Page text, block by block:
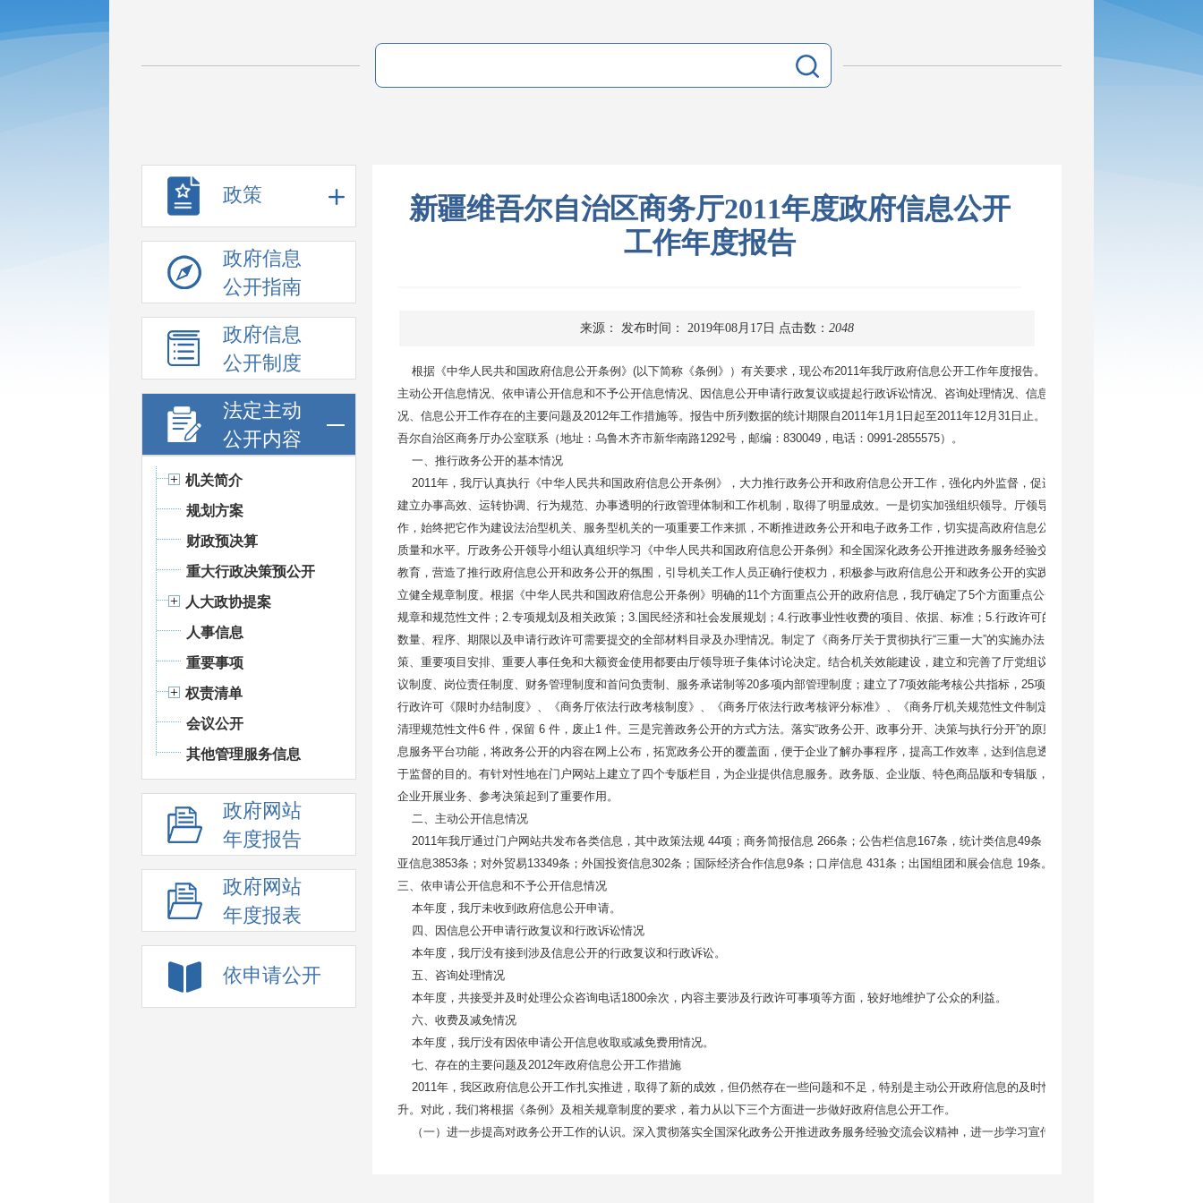
政策
政府信息
公开指南
政府信息
公开制度
法定主动
公开内容
机关简介
规划方案
财政预决算
重大行政决策预公开
人大政协提案
人事信息
重要事项
权责清单
会议公开
其他管理服务信息
政府网站
年度报告
政府网站
年度报表
依申请公开
新疆维吾尔自治区商务厅2011年度政府信息公开
工作年度报告
来源： 发布时间： 2019年08月17日 点击数： 2048
根据《中华人民共和国政府信息公开条例》(以下简称《条例》）有关要求，现公布2011年我厅政府信息公开工作年度报告。本报告内容包括概述、
主动公开信息情况、依申请公开信息和不予公开信息情况、因信息公开申请行政复议或提起行政诉讼情况、咨询处理情况、信息公开收费及减免情
况、信息公开工作存在的主要问题及2012年工作措施等。报告中所列数据的统计期限自2011年1月1日起至2011年12月31日止。如需咨询，请与新疆维
吾尔自治区商务厅办公室联系（地址：乌鲁木齐市新华南路1292号，邮编：830049，电话：0991-2855575）。
一、推行政务公开的基本情况
2011年，我厅认真执行《中华人民共和国政府信息公开条例》，大力推行政务公开和政府信息公开工作，强化内外监督，促进机关职能转变，努力
建立办事高效、运转协调、行为规范、办事透明的行政管理体制和工作机制，取得了明显成效。一是切实加强组织领导。厅领导高度重视政务公开工
作，始终把它作为建设法治型机关、服务型机关的一项重要工作来抓，不断推进政务公开和电子政务工作，切实提高政府信息公开和政务服务工作的
质量和水平。厅政务公开领导小组认真组织学习《中华人民共和国政府信息公开条例》和全国深化政务公开推进政务服务经验交流会精神，加强宣传
教育，营造了推行政府信息公开和政务公开的氛围，引导机关工作人员正确行使权力，积极参与政府信息公开和政务公开的实践活动。二是进一步建
立健全规章制度。根据《中华人民共和国政府信息公开条例》明确的11个方面重点公开的政府信息，我厅确定了5个方面重点公开的信息：1.行政法规
规章和规范性文件；2.专项规划及相关政策；3.国民经济和社会发展规划；4.行政事业性收费的项目、依据、标准；5.行政许可的事项、依据、条件、
数量、程序、期限以及申请行政许可需要提交的全部材料目录及办理情况。制定了《商务厅关于贯彻执行“三重一大”的实施办法》，确定凡是重大决
策、重要项目安排、重要人事任免和大额资金使用都要由厅领导班子集体讨论决定。结合机关效能建设，建立和完善了厅党组议事规则、厅长办公会
议制度、岗位责任制度、财务管理制度和首问负责制、服务承诺制等20多项内部管理制度；建立了7项效能考核公共指标，25项业务考核指标。制定了
行政许可《限时办结制度》、《商务厅依法行政考核制度》、《商务厅依法行政考核评分标准》、《商务厅机关规范性文件制定和备案管理制度》；
清理规范性文件6 件，保留 6 件，废止1 件。三是完善政务公开的方式方法。落实“政务公开、政事分开、决策与执行分开”的原则，进一步完善公共信
息服务平台功能，将政务公开的内容在网上公布，拓宽政务公开的覆盖面，便于企业了解办事程序，提高工作效率，达到信息透明、服务便捷和有利
于监督的目的。有针对性地在门户网站上建立了四个专版栏目，为企业提供信息服务。政务版、企业版、特色商品版和专辑版，达到了每周一期，为
企业开展业务、参考决策起到了重要作用。
二、主动公开信息情况
2011年我厅通过门户网站共发布各类信息，其中政策法规 44项；商务简报信息 266条；公告栏信息167条，统计类信息49条；预警信息447条；中
亚信息3853条；对外贸易13349条；外国投资信息302条；国际经济合作信息9条；口岸信息 431条；出国组团和展会信息 19条。
三、依申请公开信息和不予公开信息情况
本年度，我厅未收到政府信息公开申请。
四、因信息公开申请行政复议和行政诉讼情况
本年度，我厅没有接到涉及信息公开的行政复议和行政诉讼。
五、咨询处理情况
本年度，共接受并及时处理公众咨询电话1800余次，内容主要涉及行政许可事项等方面，较好地维护了公众的利益。
六、收费及减免情况
本年度，我厅没有因依申请公开信息收取或减免费用情况。
七、存在的主要问题及2012年政府信息公开工作措施
2011年，我区政府信息公开工作扎实推进，取得了新的成效，但仍然存在一些问题和不足，特别是主动公开政府信息的及时性、全面性需进一步提
升。对此，我们将根据《条例》及相关规章制度的要求，着力从以下三个方面进一步做好政府信息公开工作。
（一）进一步提高对政务公开工作的认识。深入贯彻落实全国深化政务公开推进政务服务经验交流会议精神，进一步学习宣传《条例》的立法精